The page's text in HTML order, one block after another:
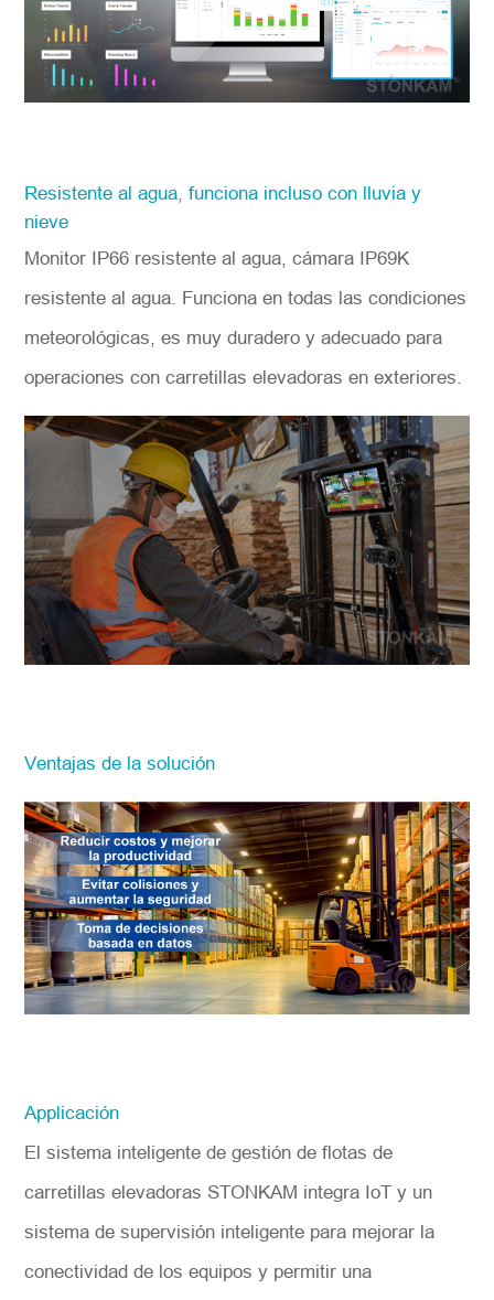
Resistente al agua, funciona incluso con lluvia y
nieve
Monitor IP66 resistente al agua, cámara IP69K
resistente al agua. Funciona en todas las condiciones
meteorológicas, es muy duradero y adecuado para
operaciones con carretillas elevadoras en exteriores.
Ventajas de la solución
Applicación
El sistema inteligente de gestión de flotas de
carretillas elevadoras STONKAM integra IoT y un
sistema de supervisión inteligente para mejorar la
conectividad de los equipos y permitir una